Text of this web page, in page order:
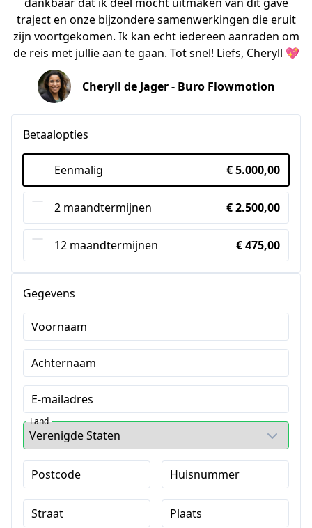
dankbaar dat ik deel mocht uitmaken van dit gave
traject en onze bijzondere samenwerkingen die eruit
zijn voortgekomen. Ik kan echt iedereen aanraden om
de reis met jullie aan te gaan. Tot snel! Liefs, Cheryll 💖
Cheryll de Jager - Buro Flowmotion
Betaalopties
Eenmalig € 5.000,00
2 maandtermijnen € 2.500,00
12 maandtermijnen € 475,00
Gegevens
Voornaam
Achternaam
E-mailadres
Land
Postcode Huisnummer
Straat Plaats